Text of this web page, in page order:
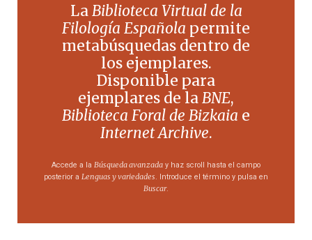
LaBiblioteca Virtual de la
Filología Española permite
metabúsquedas dentro de
los ejemplares.
Disponible para
ejemplares de laBNE,
Biblioteca Foral de Bizkaia e
Internet Archive.
Accede a la Búsqueda avanzada y haz scroll hasta el campo
posterior a Lenguas y variedades . Introduce el término y pulsa en
Buscar.